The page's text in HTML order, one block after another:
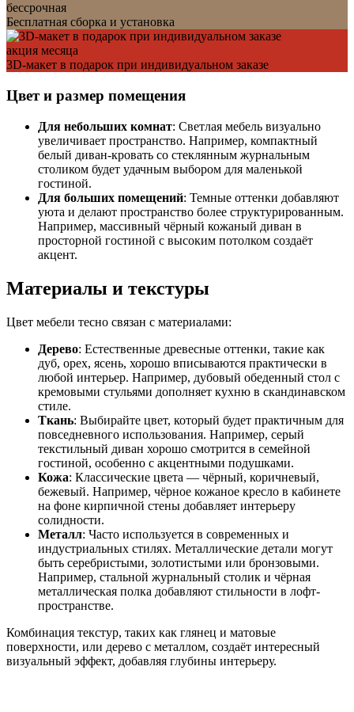
бессрочная
Бесплатная сборка и установка
акция месяца
3D-макет в подарок при индивидуальном заказе
Цвет и размер помещения
Для небольших комнат: Светлая мебель визуально
увеличивает пространство. Например, компактный
белый диван-кровать со стеклянным журнальным
столиком будет удачным выбором для маленькой
гостиной.
Для больших помещений: Темные оттенки добавляют
уюта и делают пространство более структурированным.
Например, массивный чёрный кожаный диван в
просторной гостиной с высоким потолком создаёт
акцент.
Материалы и текстуры
Цвет мебели тесно связан с материалами:
Дерево: Естественные древесные оттенки, такие как
дуб, орех, ясень, хорошо вписываются практически в
любой интерьер. Например, дубовый обеденный стол с
кремовыми стульями дополняет кухню в скандинавском
стиле.
Ткань: Выбирайте цвет, который будет практичным для
повседневного использования. Например, серый
текстильный диван хорошо смотрится в семейной
гостиной, особенно с акцентными подушками.
Кожа: Классические цвета — чёрный, коричневый,
бежевый. Например, чёрное кожаное кресло в кабинете
на фоне кирпичной стены добавляет интерьеру
солидности.
Металл: Часто используется в современных и
индустриальных стилях. Металлические детали могут
быть серебристыми, золотистыми или бронзовыми.
Например, стальной журнальный столик и чёрная
металлическая полка добавляют стильности в лофт-
пространстве.
Комбинация текстур, таких как глянец и матовые
поверхности, или дерево с металлом, создаёт интересный
визуальный эффект, добавляя глубины интерьеру.